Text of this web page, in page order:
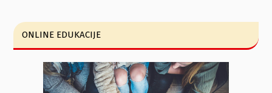
ONLINE EDUKACIJE